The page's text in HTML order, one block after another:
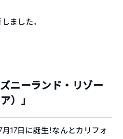
ました。
ニーランド・リゾー
）」
17日に誕生！なんとカリフォ